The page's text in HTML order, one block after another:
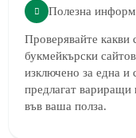
Полезна
Проверявайте какви
букмейкърски
изключено за една и
предлагат вариращи
във ваша полза.